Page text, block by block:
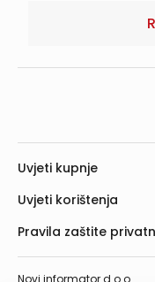
Uvjeti kupnje
Uvjeti korištenja
Pravila zaštite